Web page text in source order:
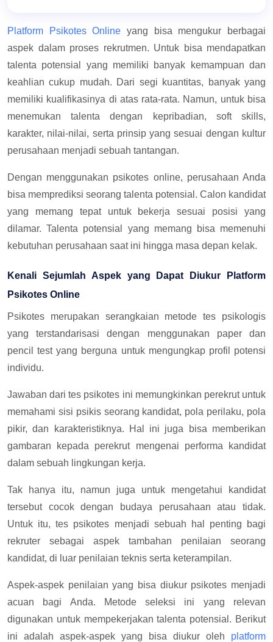
Platform Psikotes Online yang bisa mengukur berbagai
aspek dalam proses rekrutmen. Untuk bisa mendapatkan
talenta potensial yang memiliki banyak kemampuan dan
keahlian cukup mudah. Dari segi kuantitas, banyak yang
memiliki kualifikasinya di atas rata-rata. Namun, untuk bisa
menemukan talenta dengan kepribadian, soft skills,
karakter, nilai-nilai, serta prinsip yang sesuai dengan kultur
perusahaan menjadi sebuah tantangan.
Dengan menggunakan psikotes online, perusahaan Anda
bisa memprediksi seorang talenta potensial. Calon kandidat
yang memang tepat untuk bekerja sesuai posisi yang
dilamar. Talenta potensial yang memang bisa memenuhi
kebutuhan perusahaan saat ini hingga masa depan kelak.
Kenali Sejumlah Aspek yang Dapat Diukur Platform
Psikotes Online
Psikotes merupakan serangkaian metode tes psikologis
yang terstandarisasi dengan menggunakan paper dan
pencil test yang berguna untuk mengungkap profil potensi
individu.
Jawaban dari tes psikotes ini memungkinkan perekrut untuk
memahami sisi psikis seorang kandidat, pola perilaku, pola
pikir, dan karakteristiknya. Hal ini juga bisa memberikan
gambaran kepada perekrut mengenai performa kandidat
dalam sebuah lingkungan kerja.
Tak hanya itu, namun juga untuk mengetahui kandidat
tersebut cocok dengan budaya perusahaan atau tidak.
Untuk itu, tes psikotes menjadi sebuah hal penting bagi
rekruter sebagai aspek tambahan penilaian seorang
kandidat, di luar penilaian teknis serta keterampilan.
Aspek-aspek penilaian yang bisa diukur psikotes menjadi
acuan bagi Anda. Metode seleksi ini yang relevan
digunakan untuk mempekerjakan talenta potensial. Berikut
ini adalah aspek-aspek yang bisa diukur oleh platform